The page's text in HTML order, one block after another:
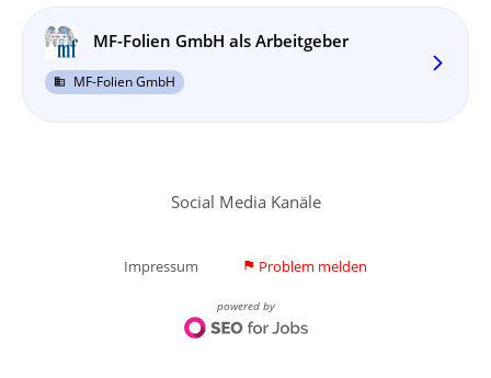
MF-Folien GmbH als Arbeitgeber
business MF-Folien GmbH
arrow_forward_ios
Social Media Kanäle
Impressum flag Problem melden